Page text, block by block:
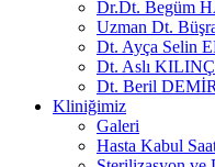
Dr.Dt. Begüm
Uzman Dt.
Dt. Ayça Selin
Dt. Aslı KILINÇ
Dt. Beril DEMİR
Kliniğimiz
Galeri
Hasta Kabul